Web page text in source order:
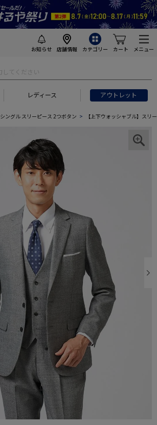
お知らせ 店舗情報 カテゴリー カート メニュー
レディース アウトレット
シングル スリーピース 2つボタン 【上下ウォッシャブル】スリ